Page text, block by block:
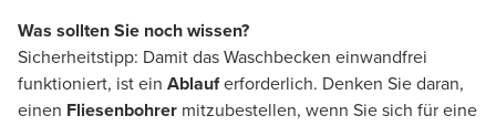
Was sollten Sie noch wissen?
Sicherheitstipp: Damit das Waschbecken einwandfrei
funktioniert, ist ein Ablauferforderlich. Denken Sie daran,
einen Fliesenbohrer mitzubestellen, wenn Sie sich für eine